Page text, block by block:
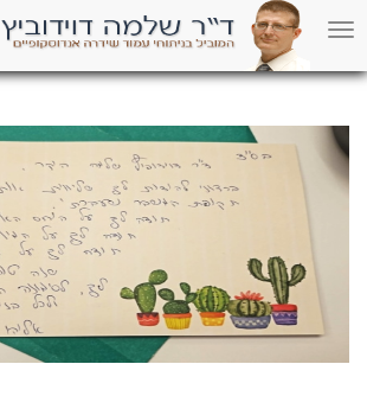
Toggle
navigation
תודה מאליהו ג'רבי